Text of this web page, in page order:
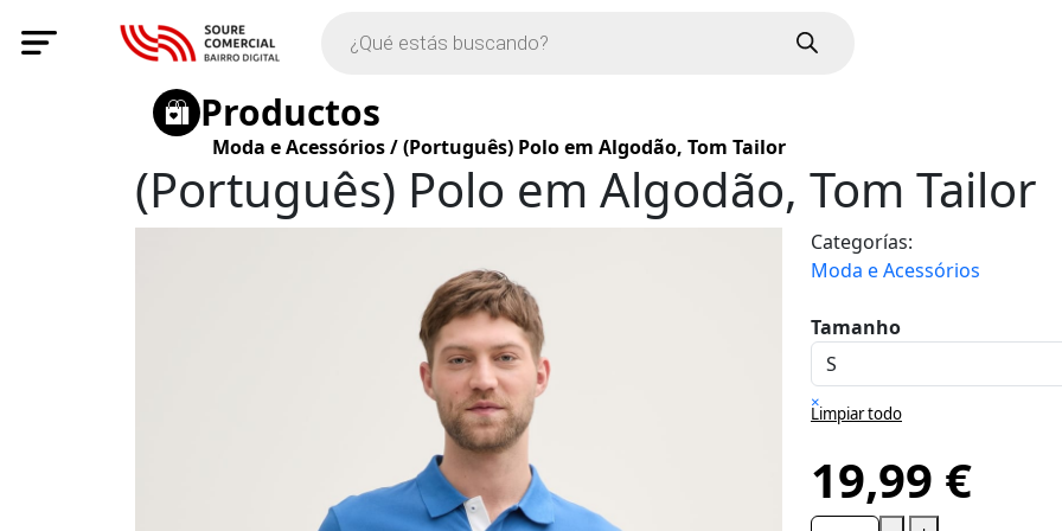
Productos
Moda e Acessórios/(Português) Polo em Algodão, Tom Tailor
(Português) Polo em Algodão, Tom Tailor
Categorías:
Moda e Acessórios
Tamanho
×
Limpiar todo
19,99 €